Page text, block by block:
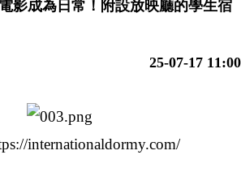
影成為日常！附設放映廳的學生宿
25-07-17 11:00
internationaldormy.com/